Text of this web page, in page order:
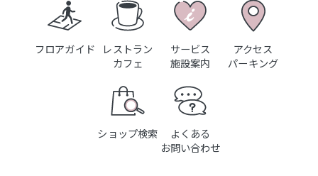
フロアガイド
アクセス
パーキング
レストラン
カフェ
ショップ検索
サービス
施設案内
よくある
お問い合わせ